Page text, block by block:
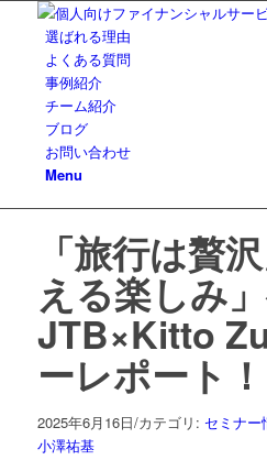
選ばれる理由
よくある質問
事例紹介
チーム紹介
ブログ
お問い合わせ
Menu
「旅行は贅
える楽しみ」
JTB×Kitto
ーレポート！
2025年6月16日/カテゴリ: セミナー
小澤祐基